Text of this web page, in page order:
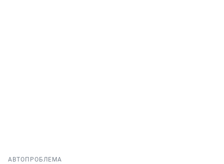
АВТО ПРОБЛЕМА